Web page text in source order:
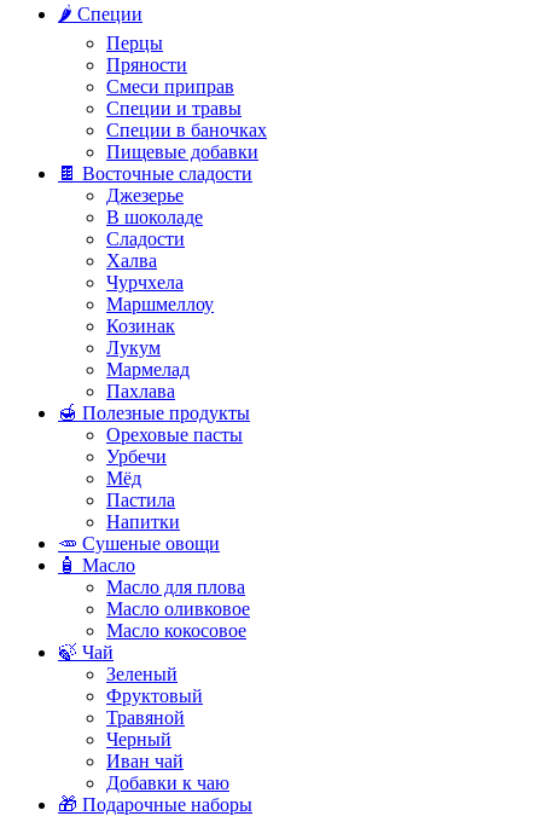
🌶️ Специи
Перцы
Пряности
Смеси приправ
Специи и травы
Специи в баночках
Пищевые добавки
🍫 Восточные сладости
Джезерье
В шоколаде
Сладости
Халва
Чурчхела
Маршмеллоу
Козинак
Лукум
Мармелад
Пахлава
🍯 Полезные продукты
Ореховые пасты
Урбечи
Мёд
Пастила
Напитки
🥕 Сушеные овощи
🧴 Масло
Масло для плова
Масло оливковое
Масло кокосовое
🍃 Чай
Зеленый
Фруктовый
Травяной
Черный
Иван чай
Добавки к чаю
🎁 Подарочные наборы